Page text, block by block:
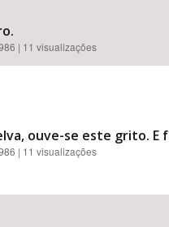
| 11 visualizações
ouve-se este grito. E
| 11 visualizações